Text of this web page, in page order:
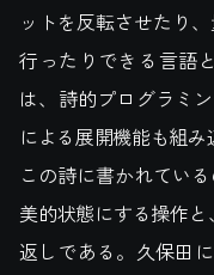
ットを反転させたり
行ったりできる言語
は、詩的プログラミ
による展開機能も組み
この詩に書かれてい
美的状態にする操作
返しである。久保田